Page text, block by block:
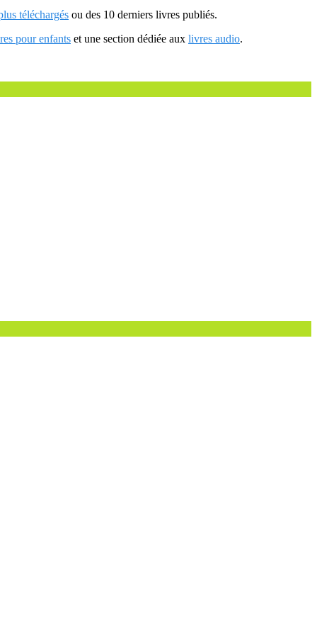
téléchargés ou des 10 derniers livres publiés.
pour enfants et une section dédiée aux livres audio.